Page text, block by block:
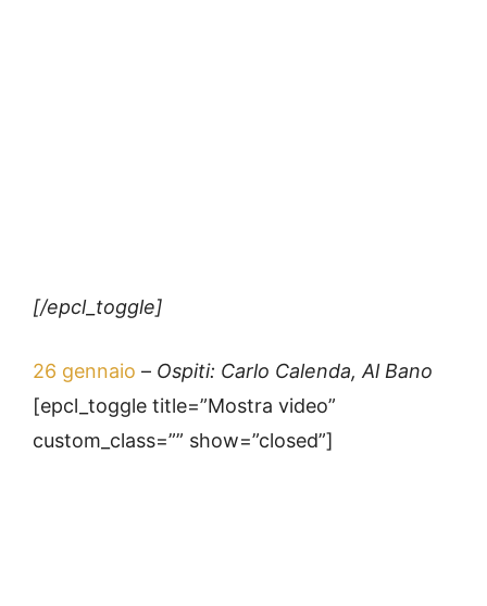
[/epcl_toggle]
26 gennaio – Ospiti: Carlo Calenda, Al Bano
[epcl_toggle title=”Mostra video”
custom_class=”” show=”closed”]